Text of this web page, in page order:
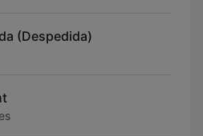
(Despedida)